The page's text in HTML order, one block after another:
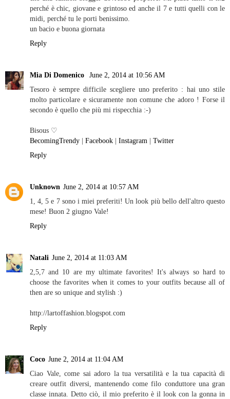
perché è chic, giovane e grintoso ed anche il 7 e tutti quelli con le
midi, perché tu le porti benissimo.
un bacio e buona giornata
Reply
Mia Di Domenico
June 2, 2014 at 10:56 AM
Tesoro è sempre difficile scegliere uno preferito : hai uno stile
molto particolare e sicuramente non comune che adoro ! Forse il
secondo è quello che più mi rispecchia :-)
Bisous ♡
BecomingTrendy | Facebook | Instagram | Twitter
Reply
Unknown June 2, 2014 at 10:57 AM
1, 4, 5 e 7 sono i miei preferiti! Un look più bello dell'altro questo
mese! Buon 2 giugno Vale!
Reply
Natali June 2, 2014 at 11:03 AM
2,5,7 and 10 are my ultimate favorites! It's always so hard to
choose the favorites when it comes to your outfits because all of
then are so unique and stylish :)
http://lartoffashion.blogspot.com
Reply
Coco June 2, 2014 at 11:04 AM
Ciao Vale, come sai adoro la tua versatilità e la tua capacità di
creare outfit diversi, mantenendo come filo conduttore una gran
classe innata. Detto ciò, il mio preferito è il look con la gonna in